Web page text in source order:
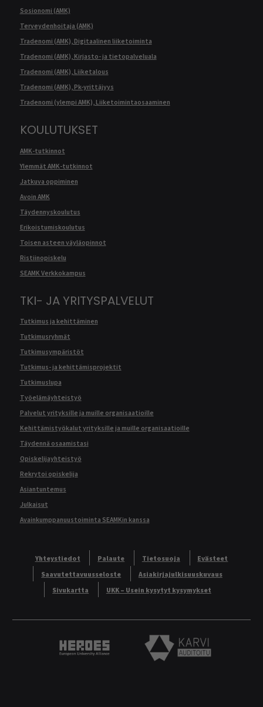
Sosionomi (AMK)
Terveydenhoitaja (AMK)
Tradenomi (AMK), Digitaalinen liiketoiminta
Tradenomi (AMK), Kirjasto- ja tietopalveluala
Tradenomi (AMK), Liiketalous
Tradenomi (AMK), Pk-yrittäjyys
Tradenomi (ylempi AMK), Liiketoimintaosaaminen
KOULUTUKSET
AMK-tutkinnot
Ylemmät AMK-tutkinnot
Jatkuva oppiminen
Avoin AMK
Täydennyskoulutus
Erikoistumiskoulutus
Toisen asteen väyläopinnot
Ristiinopiskelu
SEAMK Verkkokampus
TKI- JA YRITYSPALVELUT
Tutkimus ja kehittäminen
Tutkimusryhmät
Tutkimusympäristöt
Tutkimus- ja kehittämisprojektit
Tutkimuslupa
Työelämäyhteistyö
Palvelut yrityksille ja muille organisaatioille
Kehittämistyökalut yrityksille ja muille organisaatioille
Täydennä osaamistasi
Opiskelijayhteistyö
Rekrytoi opiskelija
Asiantuntemus
Julkaisut
Avainkumppanuustoiminta SEAMKin kanssa
Yhteystiedot Palaute Tietosuoja
Evästeet
Saavutettavuusseloste
Asiakirjajulkisuuskuvaus
Sivukartta
UKK – Usein kysytyt kysymykset
Heroes European University Alliance logo
Karvi Auditoitu logo